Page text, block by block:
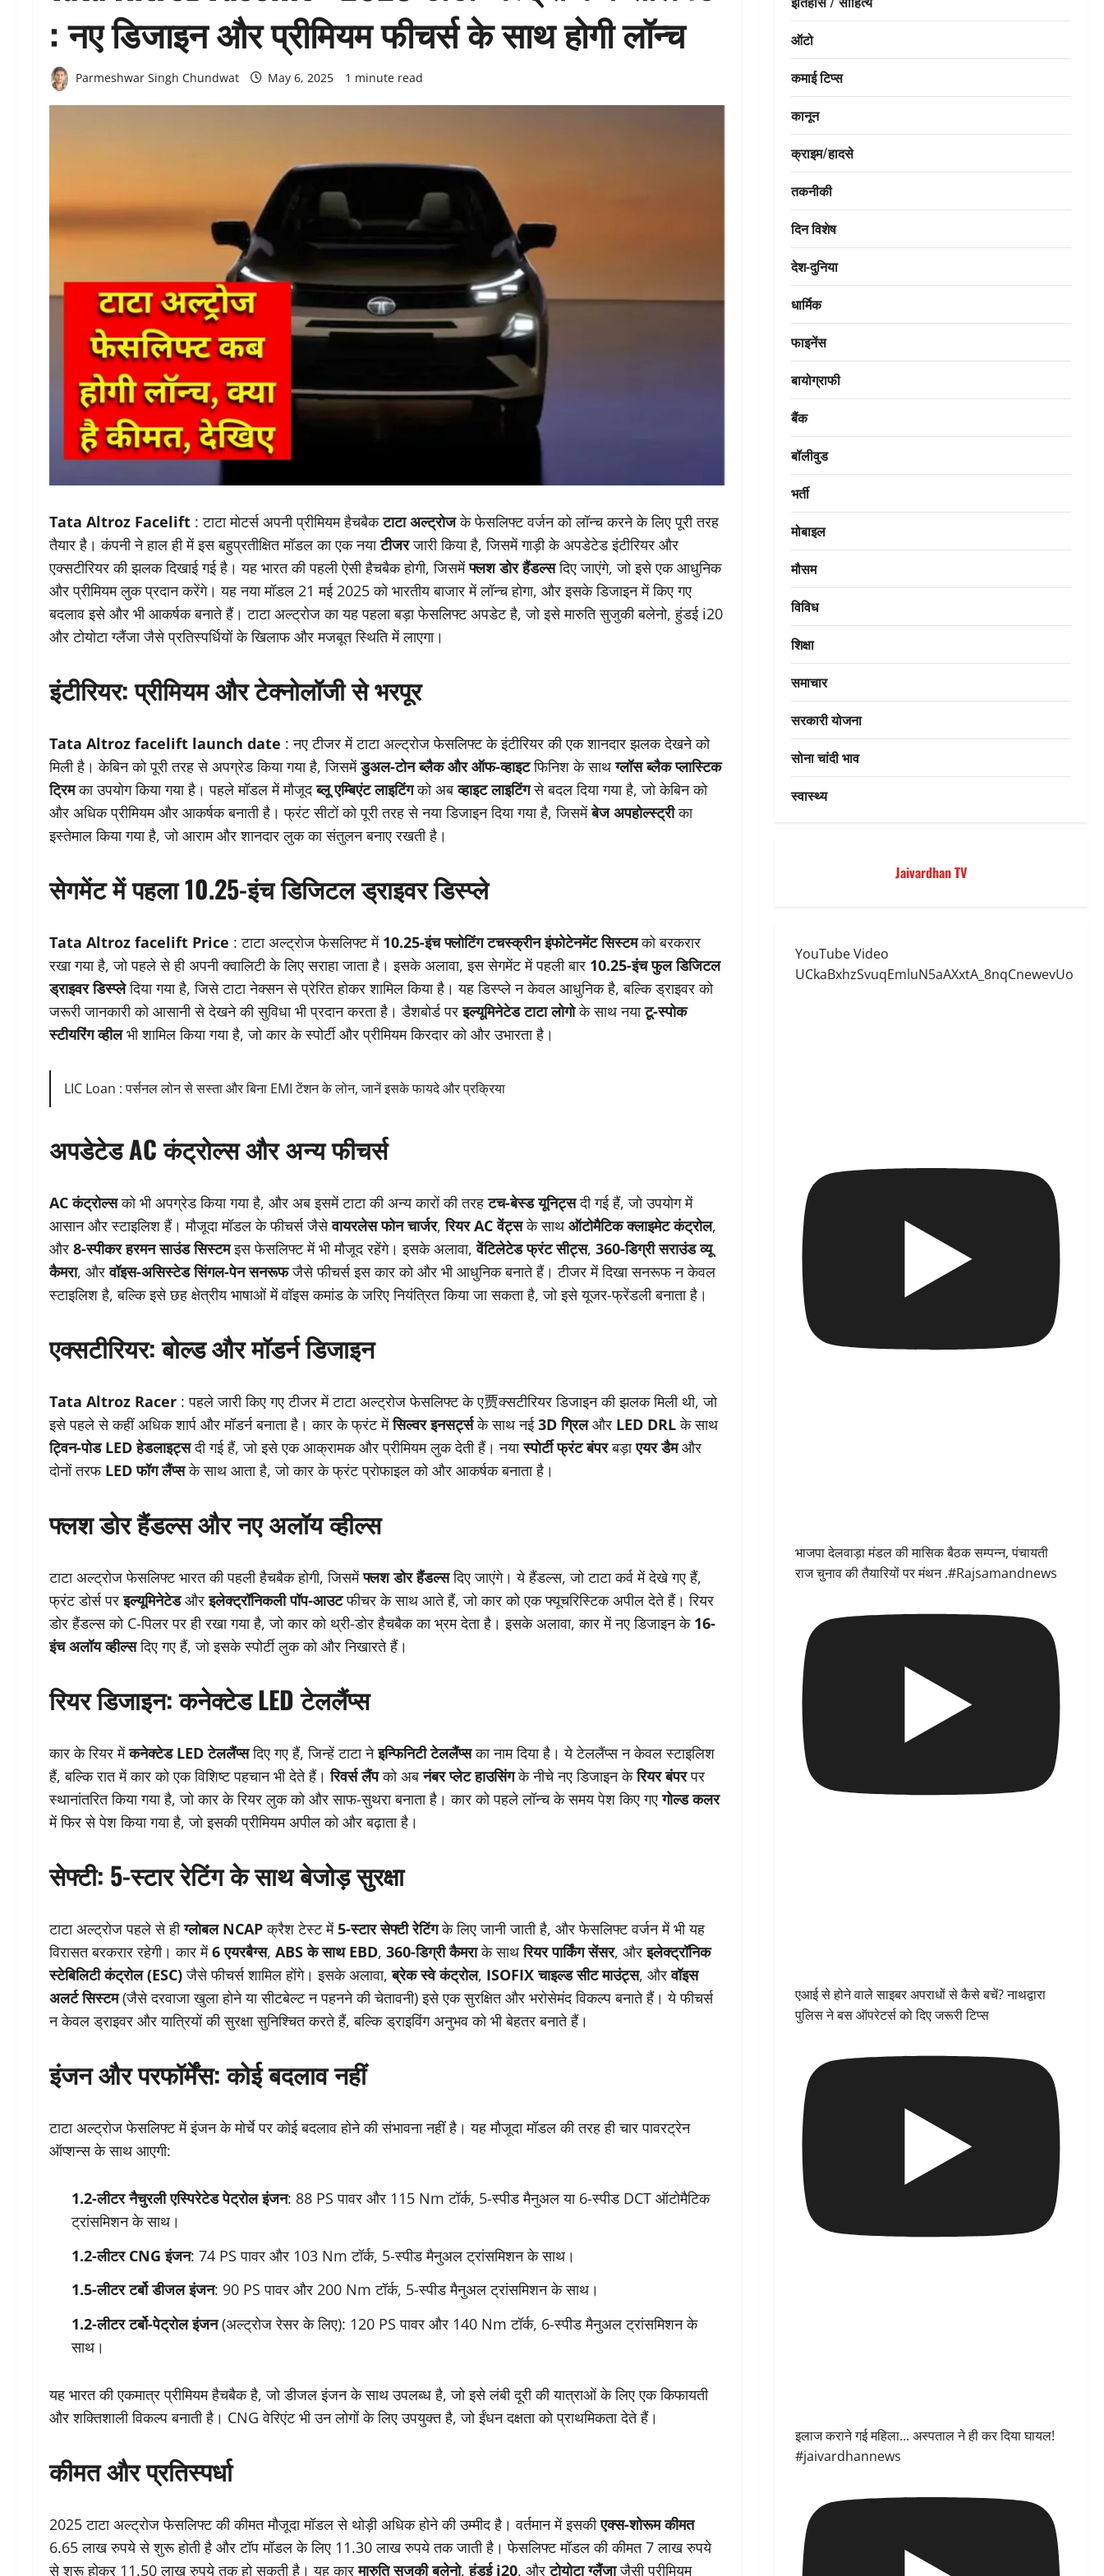
: नए डिजाइन और प्रीमियम फीचर्स के साथ होगी लॉन्च
Parmeshwar Singh Chundwat May 6, 2025 1 minute read
Tata Altroz Facelift : टाटा मोटर्स अपनी प्रीमियम हैचबैकटाटा अल्ट्रोजके फेसलिफ्ट वर्जन को लॉन्च करने के लिए पूरी तरह
तैयार है। कंपनी ने हाल ही में इस बहुप्रतीक्षित मॉडल का एक नयाटीजरजारी किया है, जिसमें गाड़ी के अपडेटेड इंटीरियर और
एक्सटीरियर की झलक दिखाई गई है। यह भारत की पहली ऐसी हैचबैक होगी, जिसमेंफ्लश डोर हैंडल्सदिए जाएंगे, जो इसे एक आधुनिक
और प्रीमियम लुक प्रदान करेंगे। यह नया मॉडल 21 मई 2025 को भारतीय बाजार में लॉन्च होगा, और इसके डिजाइन में किए गए
बदलाव इसे और भी आकर्षक बनाते हैं। टाटा अल्ट्रोज का यह पहला बड़ा फेसलिफ्ट अपडेट है, जो इसे मारुति सुजुकी बलेनो, हुंडई i20
और टोयोटा ग्लैंजा जैसे प्रतिस्पर्धियों के खिलाफ और मजबूत स्थिति में लाएगा।
इंटीरियर: प्रीमियम और टेक्नोलॉजी से भरपूर
Tata Altroz facelift launch date : नए टीजर में टाटा अल्ट्रोज फेसलिफ्ट के इंटीरियर की एक शानदार झलक देखने को
मिली है। केबिन को पूरी तरह से अपग्रेड किया गया है, जिसमेंडुअल-टोन ब्लैक और ऑफ-व्हाइटफिनिश के साथग्लॉस ब्लैक प्लास्टिक
ट्रिमका उपयोग किया गया है। पहले मॉडल में मौजूदब्लू एम्बिएंट लाइटिंगको अबव्हाइट लाइटिंगसे बदल दिया गया है, जो केबिन को
और अधिक प्रीमियम और आकर्षक बनाती है। फ्रंट सीटों को पूरी तरह से नया डिजाइन दिया गया है, जिसमेंबेज अपहोल्स्ट्रीका
इस्तेमाल किया गया है, जो आराम और शानदार लुक का संतुलन बनाए रखती है।
सेगमेंट में पहला 10.25-इंच डिजिटल ड्राइवर डिस्प्ले
Tata Altroz facelift Price : टाटा अल्ट्रोज फेसलिफ्ट में 10.25-इंच फ्लोटिंग टचस्क्रीन इंफोटेनमेंट सिस्टमको बरकरार
रखा गया है, जो पहले से ही अपनी क्वालिटी के लिए सराहा जाता है। इसके अलावा, इस सेगमेंट में पहली बार 10.25-इंच फुल डिजिटल
ड्राइवर डिस्प्लेदिया गया है, जिसे टाटा नेक्सन से प्रेरित होकर शामिल किया है। यह डिस्प्ले न केवल आधुनिक है, बल्कि ड्राइवर को
जरूरी जानकारी को आसानी से देखने की सुविधा भी प्रदान करता है। डैशबोर्ड परइल्यूमिनेटेड टाटा लोगोके साथ नयाटू-स्पोक
स्टीयरिंग व्हीलभी शामिल किया गया है, जो कार के स्पोर्टी और प्रीमियम किरदार को और उभारता है।
LIC Loan : पर्सनल लोन से सस्ता और बिना EMI टेंशन के लोन, जानें इसके फायदे और प्रक्रिया
अपडेटेड AC कंट्रोल्स और अन्य फीचर्स
AC कंट्रोल्सको भी अपग्रेड किया गया है, और अब इसमें टाटा की अन्य कारों की तरहटच-बेस्ड यूनिट्सदी गई हैं, जो उपयोग में
आसान और स्टाइलिश हैं। मौजूदा मॉडल के फीचर्स जैसेवायरलेस फोन चार्जर,रियर AC वेंट्सके साथ ऑटोमैटिक क्लाइमेट कंट्रोल,
और 8-स्पीकर हरमन साउंड सिस्टमइस फेसलिफ्ट में भी मौजूद रहेंगे। इसके अलावा,वेंटिलेटेड फ्रंट सीट्स, 360-डिग्री सराउंड व्यू
कैमरा, औरवॉइस-असिस्टेड सिंगल-पेन सनरूफजैसे फीचर्स इस कार को और भी आधुनिक बनाते हैं। टीजर में दिखा सनरूफ न केवल
स्टाइलिश है, बल्कि इसे छह क्षेत्रीय भाषाओं में वॉइस कमांड के जरिए नियंत्रित किया जा सकता है, जो इसे यूजर-फ्रेंडली बनाता है।
एक्सटीरियर: बोल्ड और मॉडर्न डिजाइन
Tata Altroz Racer : पहले जारी किए गए टीजर में टाटा अल्ट्रोज फेसलिफ्ट के ए贾क्सटीरियर डिजाइन की झलक मिली थी, जो
इसे पहले से कहीं अधिक शार्प और मॉडर्न बनाता है। कार के फ्रंट मेंसिल्वर इनसर्ट्सके साथ नई3D ग्रिलऔर LED DRLके साथ
ट्विन-पोड LED हेडलाइट्सदी गई हैं, जो इसे एक आक्रामक और प्रीमियम लुक देती हैं। नयास्पोर्टी फ्रंट बंपरबड़ाएयर डैमऔर
दोनों तरफ LED फॉग लैंप्सके साथ आता है, जो कार के फ्रंट प्रोफाइल को और आकर्षक बनाता है।
फ्लश डोर हैंडल्स और नए अलॉय व्हील्स
टाटा अल्ट्रोज फेसलिफ्ट भारत की पहली हैचबैक होगी, जिसमेंफ्लश डोर हैंडल्सदिए जाएंगे। ये हैंडल्स, जो टाटा कर्व में देखे गए हैं,
फ्रंट डोर्स परइल्यूमिनेटेडऔरइलेक्ट्रॉनिकली पॉप-आउटफीचर के साथ आते हैं, जो कार को एक फ्यूचरिस्टिक अपील देते हैं। रियर
डोर हैंडल्स को C-पिलर पर ही रखा गया है, जो कार को थ्री-डोर हैचबैक का भ्रम देता है। इसके अलावा, कार में नए डिजाइन के 16-
इंच अलॉय व्हील्सदिए गए हैं, जो इसके स्पोर्टी लुक को और निखारते हैं।
रियर डिजाइन: कनेक्टेड LED टेललैंप्स
कार के रियर मेंकनेक्टेड LED टेललैंप्सदिए गए हैं, जिन्हें टाटा नेइन्फिनिटी टेललैंप्सका नाम दिया है। ये टेललैंप्स न केवल स्टाइलिश
हैं, बल्कि रात में कार को एक विशिष्ट पहचान भी देते हैं।रिवर्स लैंपको अबनंबर प्लेट हाउसिंगके नीचे नए डिजाइन केरियर बंपरपर
स्थानांतरित किया गया है, जो कार के रियर लुक को और साफ-सुथरा बनाता है। कार को पहले लॉन्च के समय पेश किए गएगोल्ड कलर
में फिर से पेश किया गया है, जो इसकी प्रीमियम अपील को और बढ़ाता है।
सेफ्टी: 5-स्टार रेटिंग के साथ बेजोड़ सुरक्षा
टाटा अल्ट्रोज पहले से हीग्लोबल NCAPक्रैश टेस्ट में5-स्टार सेफ्टी रेटिंगके लिए जानी जाती है, और फेसलिफ्ट वर्जन में भी यह
विरासत बरकरार रहेगी। कार में6 एयरबैग्स, ABS के साथ EBD, 360-डिग्री कैमराके साथरियर पार्किंग सेंसर, औरइलेक्ट्रॉनिक
स्टेबिलिटी कंट्रोल (ESC)जैसे फीचर्स शामिल होंगे। इसके अलावा,ब्रेक स्वे कंट्रोल, ISOFIX चाइल्ड सीट माउंट्स, औरवॉइस
अलर्ट सिस्टम(जैसे दरवाजा खुला होने या सीटबेल्ट न पहनने की चेतावनी) इसे एक सुरक्षित और भरोसेमंद विकल्प बनाते हैं। ये फीचर्स
न केवल ड्राइवर और यात्रियों की सुरक्षा सुनिश्चित करते हैं, बल्कि ड्राइविंग अनुभव को भी बेहतर बनाते हैं।
इंजन और परफॉर्मेंस: कोई बदलाव नहीं
टाटा अल्ट्रोज फेसलिफ्ट में इंजन के मोर्चे पर कोई बदलाव होने की संभावना नहीं है। यह मौजूदा मॉडल की तरह ही चार पावरट्रेन
ऑप्शन्स के साथ आएगी:
1.2-लीटर नैचुरली एस्पिरेटेड पेट्रोल इंजन: 88 PS पावर और 115 Nm टॉर्क, 5-स्पीड मैनुअल या 6-स्पीड DCT ऑटोमैटिक
ट्रांसमिशन के साथ।
1.2-लीटर CNG इंजन: 74 PS पावर और 103 Nm टॉर्क, 5-स्पीड मैनुअल ट्रांसमिशन के साथ।
1.5-लीटर टर्बो डीजल इंजन: 90 PS पावर और 200 Nm टॉर्क, 5-स्पीड मैनुअल ट्रांसमिशन के साथ।
1.2-लीटर टर्बो-पेट्रोल इंजन(अल्ट्रोज रेसर के लिए): 120 PS पावर और 140 Nm टॉर्क, 6-स्पीड मैनुअल ट्रांसमिशन के
साथ।
यह भारत की एकमात्र प्रीमियम हैचबैक है, जो डीजल इंजन के साथ उपलब्ध है, जो इसे लंबी दूरी की यात्राओं के लिए एक किफायती
और शक्तिशाली विकल्प बनाती है। CNG वेरिएंट भी उन लोगों के लिए उपयुक्त है, जो ईंधन दक्षता को प्राथमिकता देते हैं।
कीमत और प्रतिस्पर्धा
2025 टाटा अल्ट्रोज फेसलिफ्ट की कीमत मौजूदा मॉडल से थोड़ी अधिक होने की उम्मीद है। वर्तमान में इसकीएक्स-शोरूम कीमत
6.65 लाख रुपये से शुरू होती है और टॉप मॉडल के लिए 11.30 लाख रुपये तक जाती है। फेसलिफ्ट मॉडल की कीमत 7 लाख रुपये
से शुरू होकर 11.50 लाख रुपये तक हो सकती है। यह कारमारुति सुजुकी बलेनो,हुंडई i20, औरटोयोटा ग्लैंजाजैसी प्रीमियम
ऑटो
कमाई टिप्स
कानून
क्राइम/हादसे
तकनीकी
दिन विशेष
देश-दुनिया
धार्मिक
फाइनेंस
बायोग्राफी
बैंक
बॉलीवुड
भर्ती
मोबाइल
मौसम
विविध
शिक्षा
समाचार
सरकारी योजना
सोना चांदी भाव
स्वास्थ्य
Jaivardhan TV
YouTube Video
UCkaBxhzSvuqEmluN5aAXxtA_8nqCnewevUo
भाजपा देलवाड़ा मंडल की मासिक बैठक सम्पन्न, पंचायती
राज चुनाव की तैयारियों पर मंथन .#Rajsamandnews
एआई से होने वाले साइबर अपराधों से कैसे बचें? नाथद्वारा
पुलिस ने बस ऑपरेटर्स को दिए जरूरी टिप्स
इलाज कराने गई महिला... अस्पताल ने ही कर दिया घायल!
#jaivardhannews